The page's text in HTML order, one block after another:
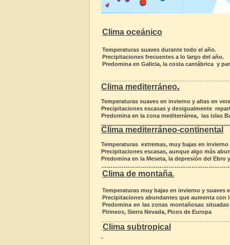
Clima oceánico
Temperaturas suaves durante todo el año.
Precipitaciones frecuentes a lo largo del año.
Predomina en Galicia, la costa cantábrica y
Clima mediterráneo.
Temperaturas suaves en invierno y altas en
Precipitaciones escasas y desigualmente
Predomina en la zona mediterránea, las islas
Clima mediterráneo-continental
Temperaturas extremas, muy bajas en invierno
Precipitaciones escasas, aunque algo más
Predomina en la Meseta, la depresión del Ebro
Clima de montaña.
Temperaturas muy bajas en invierno y suaves
Precipitaciones abundantes que aumenta con
Predomina en las zonas montañosas
Pirineos, Sierra Nevada, Picos de Europa
Clima subtropical